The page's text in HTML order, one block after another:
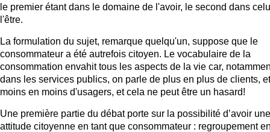
le premier étant dans le domaine de l'avoir, le second dans
l'être.
La formulation du sujet, remarque quelqu'un, suppose que le
consommateur a été autrefois citoyen. Le vocabulaire de la
consommation envahit tous les aspects de la vie car,
dans les services publics, on parle de plus en plus de clients,
moins en moins d'usagers, et cela ne peut être un hasard!
Une première partie du débat porte sur la possibilité d’avoir une
attitude citoyenne en tant que consommateur : regroupement